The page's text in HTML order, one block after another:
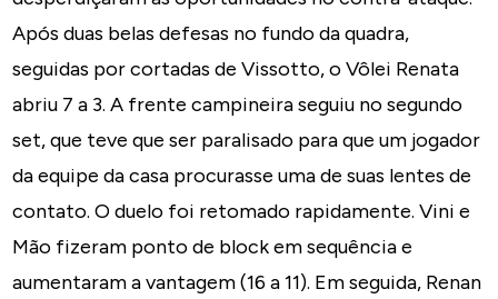
Após duas belas defesas no fundo da quadra,
seguidas por cortadas de Vissotto, o Vôlei Renata
abriu 7 a 3. A frente campineira seguiu no segundo
set, que teve que ser paralisado para que um jogador
da equipe da casa procurasse uma de suas lentes de
contato. O duelo foi retomado rapidamente. Vini e
Mão fizeram ponto de block em sequência e
aumentaram a vantagem (16 a 11). Em seguida, Renan